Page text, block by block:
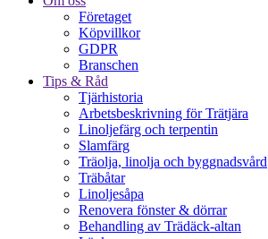
Företaget
Köpvillkor
GDPR
Branschen
Tips & Råd
Tjärhistoria
Arbetsbeskrivning för Trätjära
Linoljefärg och terpentin
Slamfärg
Träolja, linolja och byggnadsvård
Träbåtar
Linoljesåpa
Renovera fönster & dörrar
Behandling av Trädäck-altan